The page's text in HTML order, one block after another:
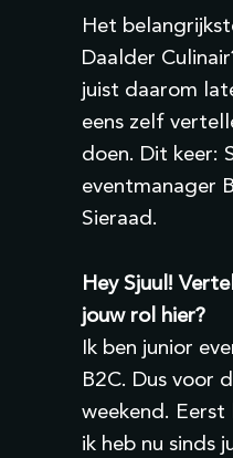
Het
Daalder
juist daarom
eens zelf
doen. Dit keer:
eventmanager
Sieraad.
Hey Sjuul!
jouw rol hier?
Ik ben junior
B2C. Dus voor
weekend. Eerst
ik heb nu sinds